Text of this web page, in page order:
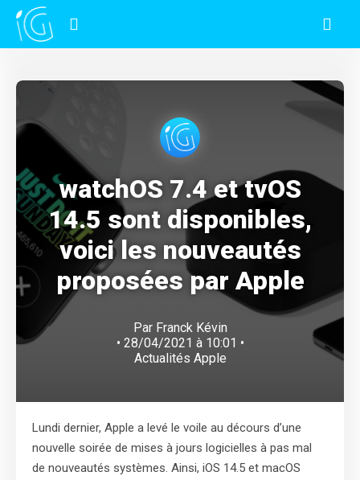
watchOS 7.4 et tvOS
14.5 sont disponibles,
voici les nouveautés
proposées par Apple
Par Franck Kévin
• 28/04/2021 à 10:01 •
Actualités Apple
Lundi dernier, Apple a levé le voile au décours d’une
nouvelle soirée de mises à jours logicielles à pas mal
de nouveautés systèmes. Ainsi, iOS 14.5 et macOS